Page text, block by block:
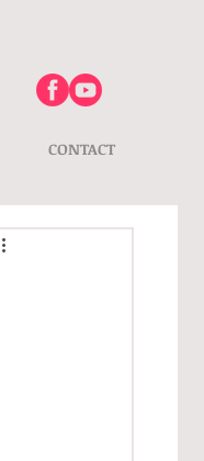
CONTACT